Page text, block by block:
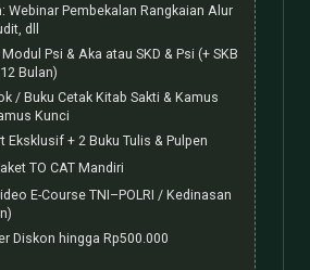
Webinar Pembekalan Rangkaian Alur
dll
Psi & Aka atau SKD & Psi (+ SKB
Bulan)
/ Buku Cetak Kitab Sakti & Kamus
Kunci
Eksklusif + 2 Buku Tulis & Pulpen
TO CAT Mandiri
E-Course TNI–POLRI / Kedinasan
Diskon hingga Rp500.000